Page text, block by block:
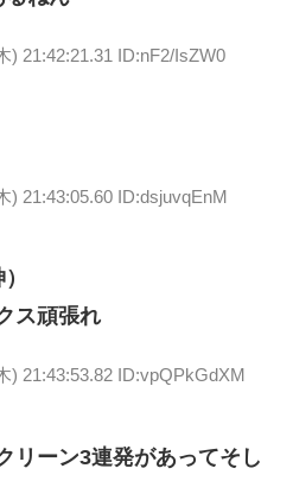
) 21:42:21.31 ID:nF2/IsZW0
) 21:43:05.60 ID:dsjuvqEnM
ス頑張れ
) 21:43:53.82 ID:vpQPkGdXM
リーン3連発があってそし